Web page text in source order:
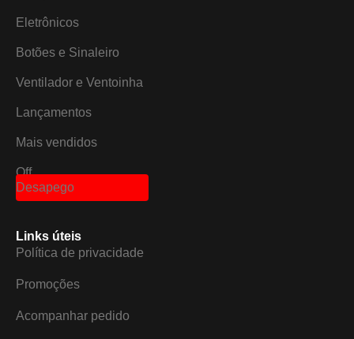
Eletrônicos
Botões e Sinaleiro
Ventilador e Ventoinha
Lançamentos
Mais vendidos
Off
Desapego
Links úteis
Política de privacidade
Promoções
Acompanhar pedido